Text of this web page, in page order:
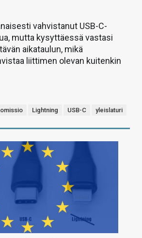
vahvistanut USB-C-
mutta kysyttäessä vastasi
aikataulun, mikä
liittimen olevan kuitenkin
Lightning USB-C yleislaturi